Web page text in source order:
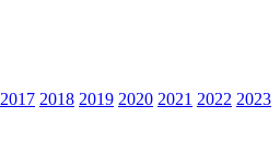
2017 2018 2019 2020 2021 2022 2023